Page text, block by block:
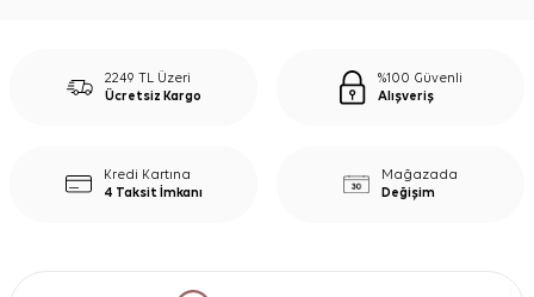
2249 TL Üzeri
Ücretsiz Kargo
%100 Güvenli
Alışveriş
Kredi Kartına
4 Taksit İmkanı
Mağazada
Değişim